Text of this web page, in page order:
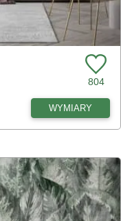
804
WYMIARY